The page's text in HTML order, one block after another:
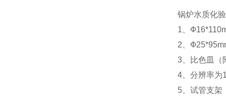
锅炉水质化
1、
2、
3、比色皿（
4、分辨率为
5、试管支架